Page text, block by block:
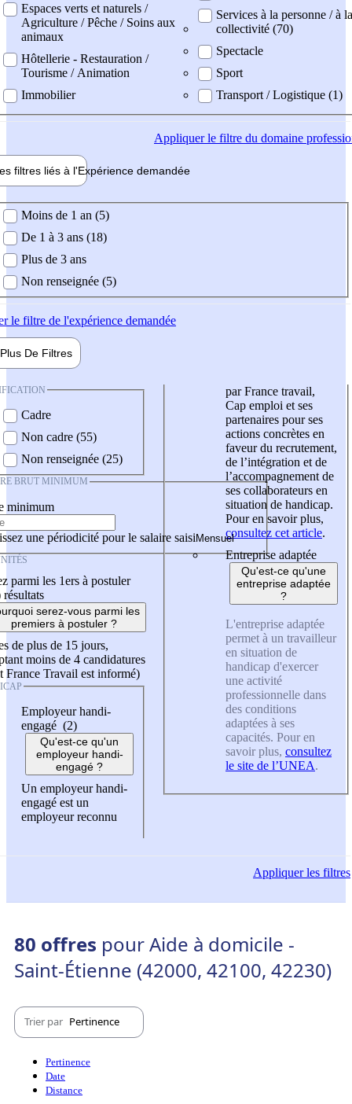
Espaces verts et naturels /
Agriculture / Pêche / Soins aux
animaux
Hôtellerie - Restauration /
Tourisme / Animation
Immobilier
Services à la personne / à la
collectivité (70)
Spectacle
Sport
Transport / Logistique (1)
Appliquerle filtre du domaine
filtres liés à l'Expérience demandée
demandée
Moins de 1 an (5)
De 1 à 3 ans (18)
Plus de 3 ans
Non renseignée (5)
le filtre de l'expérience demandée
Plus De Filtres
Cadre
Non cadre (55)
Non renseignée (25)
BRUT MINIMUM
minimum
une périodicité pour le salaire saisi
parmi les 1ers à postuler
résultats
serez-vous parmi les
premiers à postuler ?
de plus de 15 jours,
moins de 4 candidatures
France Travail est informé)
Employeur handi-
engagé (2)
Qu'est-ce qu'un
employeur handi-
engagé ?
Un employeur handi-
engagé est un
employeur reconnu
par France travail,
Cap emploi et ses
partenaires pour ses
actions concrètes en
faveur du recrutement,
de l’intégration et de
l’accompagnement de
ses collaborateurs en
situation de handicap.
Pour en savoir plus,
consultez cet article.
Entreprise adaptée
Qu'est-ce qu'une
entreprise adaptée
?
L'entreprise adaptée
permet à un travailleur
en situation de
handicap d'exercer
une activité
professionnelle dans
des conditions
adaptées à ses
capacités. Pour en
savoir plus, consultez
le site de l’UNEA.
Appliquerles filtres
80 offres pour Aide à domicile -
Saint-Étienne (42000, 42100, 42230)
Trier par Pertinence
Pertinence
Date
Distance